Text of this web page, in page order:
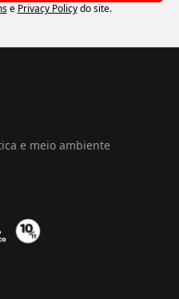
e Privacy Policydo site.
e meio ambiente